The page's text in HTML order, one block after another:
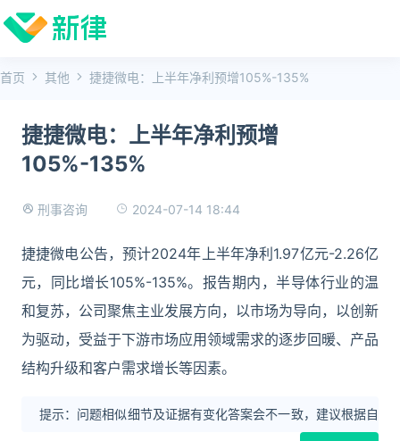
首页 其他 捷捷微电：上半年净利预增105%-135%
捷捷微电：上半年净利预增
105%-135%
刑事咨询 2024-07-14 18:44
捷捷微电公告，预计2024年上半年净利1.97亿元-2.26亿
元，同比增长105%-135%。报告期内，半导体行业的温
和复苏，公司聚焦主业发展方向，以市场为导向，以创新
为驱动，受益于下游市场应用领域需求的逐步回暖、产品
结构升级和客户需求增长等因素。
提示：问题相似细节及证据有变化答案会不一致，建议根据自